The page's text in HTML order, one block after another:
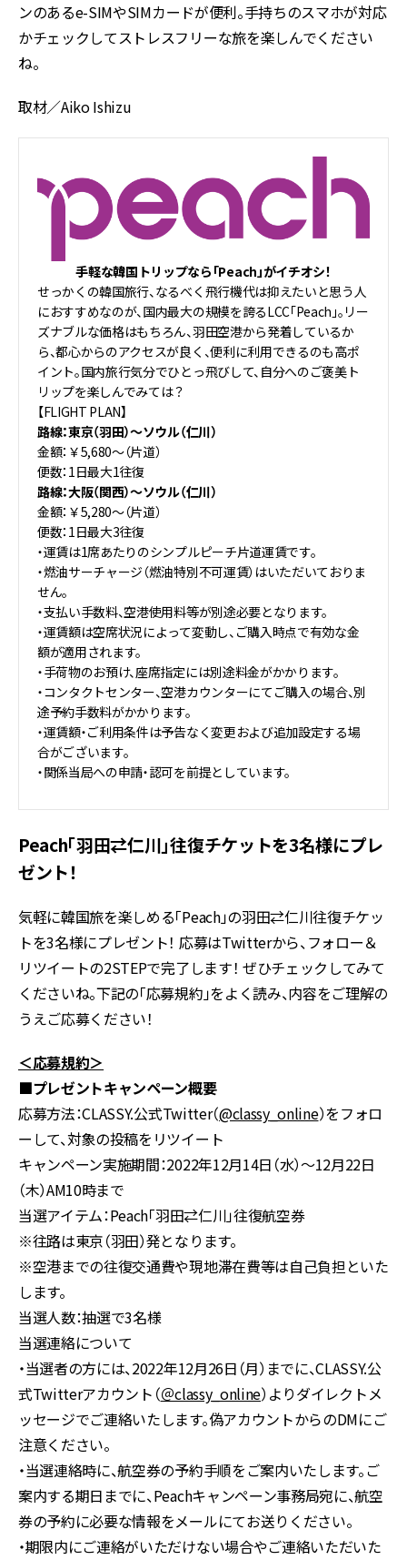
ンのあるe-SIMやSIMカードが便利。手持ちのスマホが対応
かチェックしてストレスフリーな旅を楽しんでください
ね。
取材／Aiko Ishizu
手軽な韓国トリップなら「Peach」がイチオシ！
せっかくの韓国旅行、なるべく飛行機代は抑えたいと思う人
におすすめなのが、国内最大の規模を誇るLCC「Peach」。リー
ズナブルな価格はもちろん、羽田空港から発着しているか
ら、都心からのアクセスが良く、便利に利用できるのも高ポ
イント。国内旅行気分でひとっ飛びして、自分へのご褒美ト
リップを楽しんでみては？
【FLIGHT PLAN】
路線：東京（羽田）〜ソウル（仁川）
金額：￥5,680〜（片道）
便数：1日最大1往復
路線：大阪（関西）〜ソウル（仁川）
金額：￥5,280〜（片道）
便数：1日最大3往復
・運賃は1席あたりのシンプルピーチ片道運賃です。
・燃油サーチャージ（燃油特別不可運賃）はいただいておりま
せん。
・支払い手数料、空港使用料等が別途必要となります。
・運賃額は空席状況によって変動し、ご購入時点で有効な金
額が適用されます。
・手荷物のお預け、座席指定には別途料金がかかります。
・コンタクトセンター、空港カウンターにてご購入の場合、別
途予約手数料がかかります。
・運賃額・ご利用条件は予告なく変更および追加設定する場
合がございます。
・関係当局への申請・認可を前提としています。
Peach「羽田⇄仁川」往復チケットを3名様にプレ
ゼント！
気軽に韓国旅を楽しめる「Peach」の羽田⇄仁川往復チケッ
トを3名様にプレゼント！ 応募はTwitterから、フォロー＆
リツイートの2STEPで完了します！ ぜひチェックしてみて
くださいね。下記の「応募規約」をよく読み、内容をご理解の
うえご応募ください！
＜応募規約＞
■プレゼントキャンペーン概要
応募方法：CLASSY.公式Twitter（@classy_online）をフォロ
ーして、対象の投稿をリツイート
キャンペーン実施期間：2022年12月14日（水）〜12月22日
（木）AM10時まで
当選アイテム：Peach「羽田⇄仁川」往復航空券
※往路は東京（羽田）発となります。
※空港までの往復交通費や現地滞在費等は自己負担といた
します。
当選人数：抽選で3名様
当選連絡について
・当選者の方には、2022年12月26日（月）までに、CLASSY.公
式Twitterアカウント（＠classy_online）よりダイレクトメ
ッセージでご連絡いたします。偽アカウントからのDMにご
注意ください。
・当選連絡時に、航空券の予約手順をご案内いたします。ご
案内する期日までに、Peachキャンペーン事務局宛に、航空
券の予約に必要な情報をメールにてお送りください。
・期限内にご連絡がいただけない場合やご連絡いただいた